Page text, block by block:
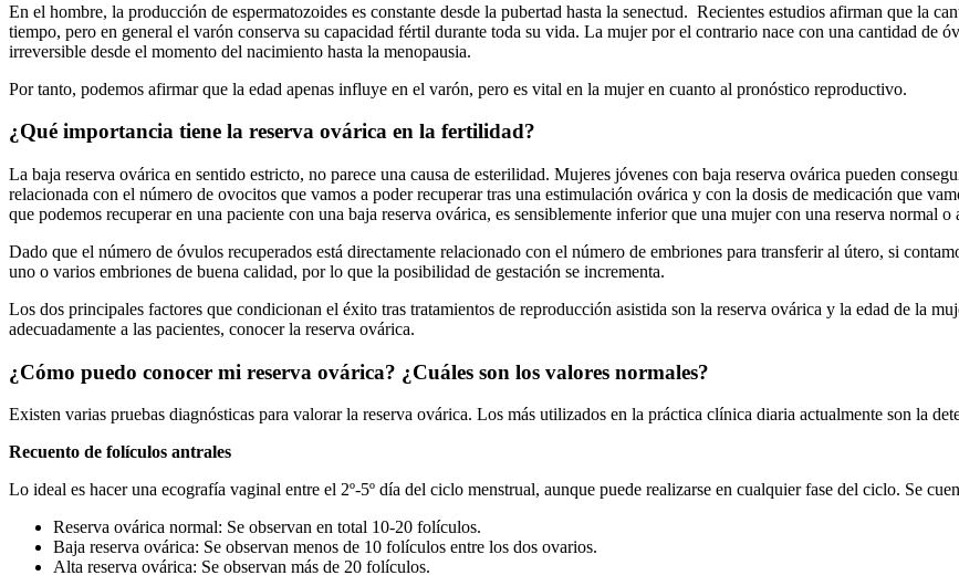
En el hombre, la producción de espermatozoides es constante desde la pubertad hasta la senectud. Recientes estudios afirman que la
tiempo, pero en general el varón conserva su capacidad fértil durante toda su vida. La mujer por el contrario nace con una cantidad de
irreversible desde el momento del nacimiento hasta la menopausia.
Por tanto, podemos afirmar que la edad apenas influye en el varón, pero es vital en la mujer en cuanto al pronóstico reproductivo.
¿Qué importancia tiene la reserva ovárica en la fertilidad?
La baja reserva ovárica en sentido estricto, no parece una causa de esterilidad. Mujeres jóvenes con baja reserva ovárica pueden
relacionada con el número de ovocitos que vamos a poder recuperar tras una estimulación ovárica y con la dosis de medicación que
que podemos recuperar en una paciente con una baja reserva ovárica, es sensiblemente inferior que una mujer con una reserva normal
Dado que el número de óvulos recuperados está directamente relacionado con el número de embriones para transferir al útero, si
uno o varios embriones de buena calidad, por lo que la posibilidad de gestación se incrementa.
Los dos principales factores que condicionan el éxito tras tratamientos de reproducción asistida son la reserva ovárica y la edad de la
adecuadamente a las pacientes, conocer la reserva ovárica.
¿Cómo puedo conocer mi reserva ovárica? ¿Cuáles son los valores normales?
Existen varias pruebas diagnósticas para valorar la reserva ovárica. Los más utilizados en la práctica clínica diaria actualmente son la
Recuento de folículos antrales
Lo ideal es hacer una ecografía vaginal entre el 2º-5º día del ciclo menstrual, aunque puede realizarse en cualquier fase del ciclo. Se
Reserva ovárica normal: Se observan en total 10-20 folículos.
Baja reserva ovárica: Se observan menos de 10 folículos entre los dos ovarios.
Alta reserva ovárica: Se observan más de 20 folículos.